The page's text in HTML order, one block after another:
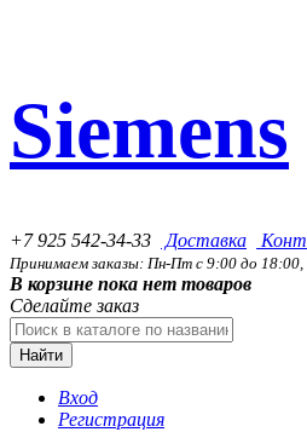
Siemens
+7 925 542-34-33 Доставка
Принимаем заказы: Пн-Пт с 9:00 до
В корзине пока нет товаров
Сделайте заказ
Найти
Вход
Регистрация